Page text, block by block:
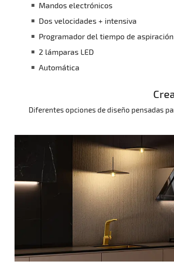
Mandos electrónicos
Dos velocidades + intensiva
Programador del tiempo de aspiración
2 lámparas LED
Automática
Diferentes opciones de diseño pensadas